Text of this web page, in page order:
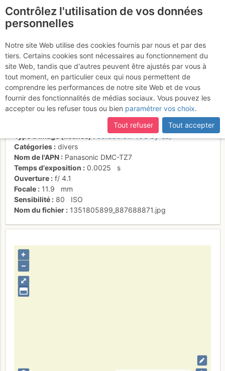
Autrans favorise les
rencontres
Activités
Date/heure
Frédéric Bunoz
collaboratif (CC by-sa)
Catégories
divers
Nom de l'APN
Panasonic DMC-TZ7
Temps d'exposition
0.0025
s
Ouverture
f/ 4.1
Focale
11.9
mm
Sensibilité
80
ISO
Nom du fichier
1351805899_887688871.jpg
⤢
+
–
Contrôlez l'utilisation de vos données
personnelles
Notre site Web utilise des cookies fournis par nous et par des
tiers. Certains cookies sont nécessaires au fonctionnement du
site Web, tandis que d'autres peuvent être ajustés par vous à
tout moment, en particulier ceux qui nous permettent de
comprendre les performances de notre site Web et de vous
fournir des fonctionnalités de médias sociaux. Vous pouvez les
accepter ou les refuser tous ou bien paramétrer vos choix.
Tout refuser
Tout accepter